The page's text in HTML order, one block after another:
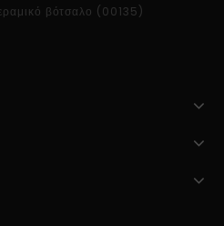
βότσαλο (00135)